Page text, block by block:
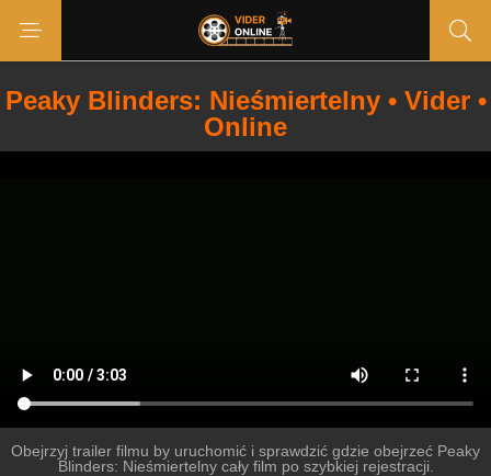
Peaky Blinders: Nieśmiertelny • Vider •
Online
Obejrzyj trailer filmu by uruchomić i sprawdzić gdzie obejrzeć Peaky
Blinders: Nieśmiertelny cały film po szybkiej rejestracji.